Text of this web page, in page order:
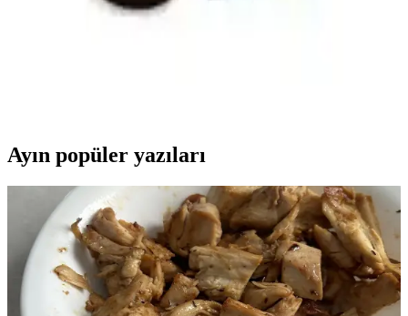
Bebeklerde Uyku Kalitesini Artıran Doğal Uyku
Ayın popüler yazıları